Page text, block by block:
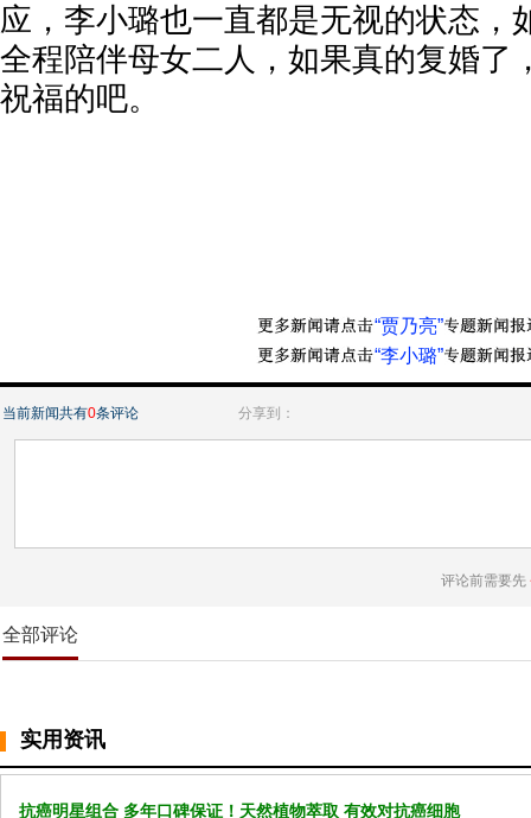
应，李小璐也一直都是无视的状态，
全程陪伴母女二人，如果真的复婚了
祝福的吧。
“贾乃亮”
“李小璐”
当前新闻共有0条评论 分享到：
评论前需要先
全部评论
实用资讯
抗癌明星组合 多年口碑保证！天然植物萃取 有效对抗癌细胞